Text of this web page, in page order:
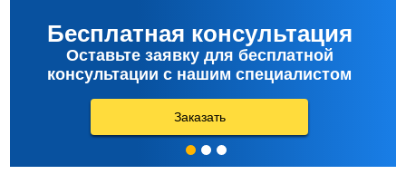
Бесплатная консультация
Оставьте заявку для бесплатной
консультации с нашим специалистом
Заказать